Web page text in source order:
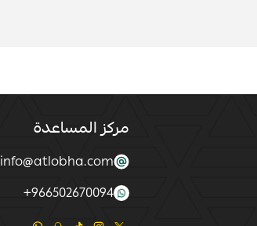
مركز المساعدة
info@atlobha.com
966502670094
+